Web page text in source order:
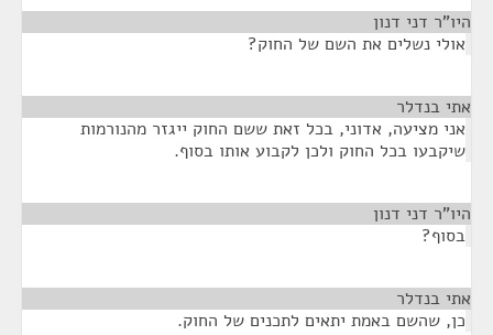
היו"ר דני דנון
אולי נשלים את השם של החוק?
אתי בנדלר
אני מציעה, אדוני, בכל זאת ששם החוק ייגזר מהנורמות
שיקבעו בכל החוק ולכן לקבוע אותו בסוף.
היו"ר דני דנון
בסוף?
אתי בנדלר
כן, שהשם באמת יתאים לתכנים של החוק.